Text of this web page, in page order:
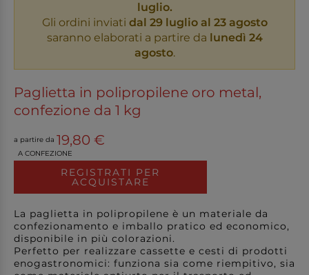
luglio.
Gli ordini inviati dal 29 luglio al 23 agosto
saranno elaborati a partire da lunedì 24
agosto.
Paglietta in polipropilene oro metal,
confezione da 1 kg
a partire da 19,80 €
A CONFEZIONE
REGISTRATI PER
ACQUISTARE
La paglietta in polipropilene è un materiale da
confezionamento e imballo pratico ed economico,
disponibile in più colorazioni.
Perfetto per realizzare cassette e cesti di prodotti
enogastronomici: funziona sia come riempitivo, sia